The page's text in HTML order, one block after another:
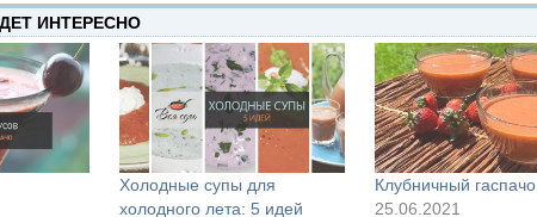
ИНТЕРЕСНО
Холодные супы для
холодного лета: 5 идей
Клубничный гаспачо
25.06.2021